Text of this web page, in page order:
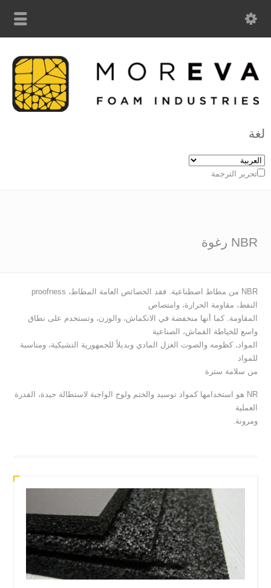
لغة
تحرير الترجمة
NBR رغوة
NBR من مطاط اصطناعية. فقد الخصائص العامة المطاط، proofness
النفط، مقاومة الحرارة، وامتصاص
المقاومة. كما أنها منخفضة في الانكماش، والوزن، وتستخدم على نطاق
واسع للخياطة القماش، الصناعية
المواد، كظومه والصوت العزل المادي وبديلاً للجمهورية التشيكية، ومناسبة
للمواد
من سلامة سترة
NR هو استخدامها كمواد توسيد والختم ولوح الواجبة لاستطالة جيدة، القدرة
العملية
ومرونة.